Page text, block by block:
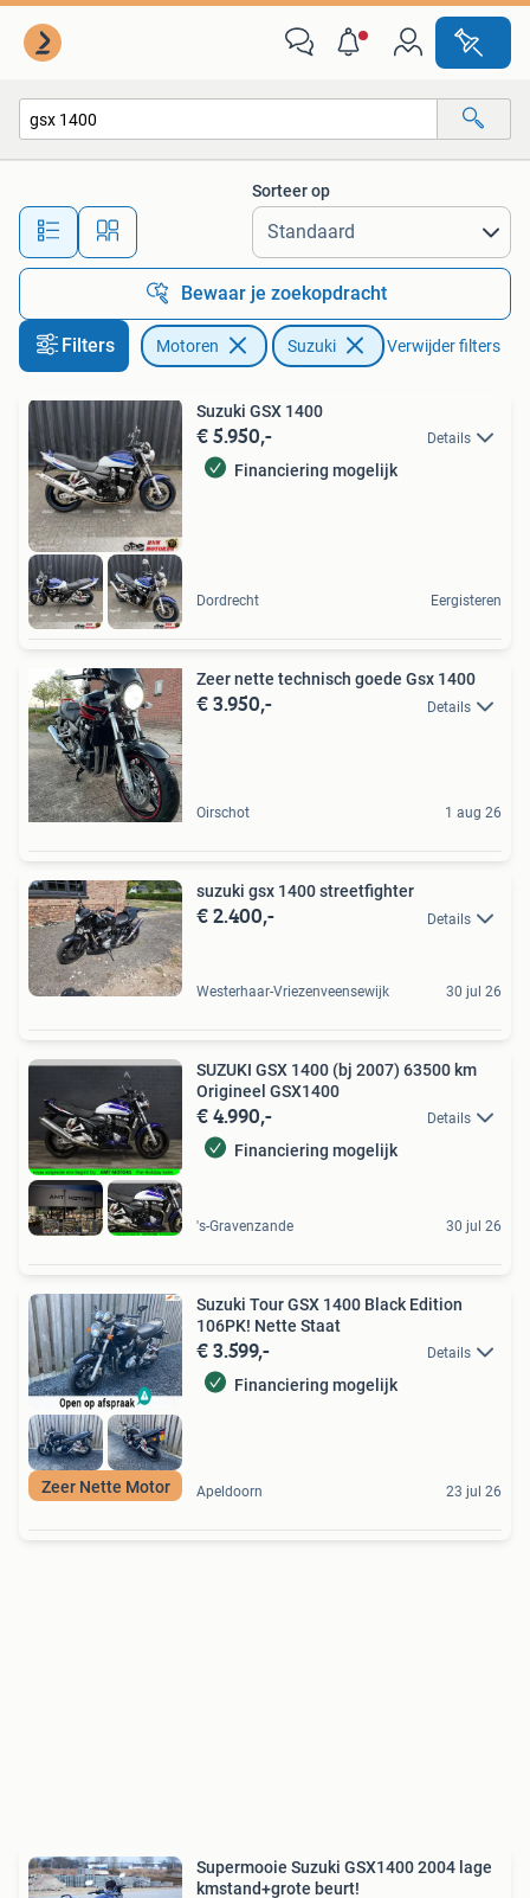
Alle afstanden…
Sorteer op
Bewaar je zoekopdracht
Filters Motoren Suzuki Verwijder filters
Suzuki GSX 1400
€ 5.950,- Details
Financiering mogelijk
Dordrecht Eergisteren
Zeer nette technisch goede Gsx 1400
€ 3.950,- Details
Oirschot 1 aug 26
suzuki gsx 1400 streetfighter
€ 2.400,- Details
Westerhaar-Vriezenveensewijk 30 jul 26
SUZUKI GSX 1400 (bj 2007) 63500 km
Origineel GSX1400
€ 4.990,- Details
Financiering mogelijk
's-Gravenzande 30 jul 26
Zeer Nette Motor
Suzuki Tour GSX 1400 Black Edition
106PK! Nette Staat
€ 3.599,- Details
Financiering mogelijk
Apeldoorn 23 jul 26
Supermooie Suzuki GSX1400 2004 lage
kmstand+grote beurt!